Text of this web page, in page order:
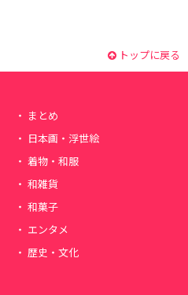
トップに戻る
まとめ
日本画・浮世絵
着物・和服
和雑貨
和菓子
エンタメ
歴史・文化